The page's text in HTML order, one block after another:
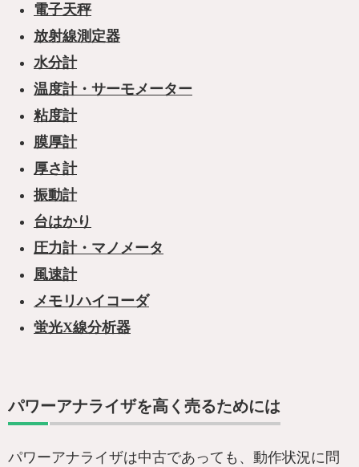
電子天秤
放射線測定器
水分計
温度計・サーモメーター
粘度計
膜厚計
厚さ計
振動計
台はかり
圧力計・マノメータ
風速計
メモリハイコーダ
蛍光X線分析器
パワーアナライザを高く売るためには
パワーアナライザは中古であっても、動作状況に問